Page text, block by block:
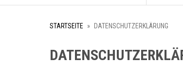
content
STARTSEITE » DATENSCHUTZERKLÄRUNG